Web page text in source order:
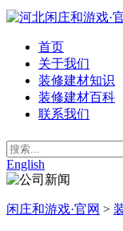
首页
关于我们
装修建材知识
装修建材百科
联系我们
English
闲庄和游戏·官网 >